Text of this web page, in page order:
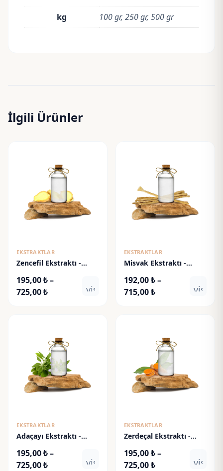
kg 100 gr, 250 gr, 500 gr
İlgili Ürünler
EKSTRAKTLAR
Zencefil Ekstraktı -
195,00₺–
725,00₺Fiyat
725,00 ₺
visibility
EKSTRAKTLAR
Misvak Ekstraktı -
192,00₺–
715,00₺Fiyat
715,00 ₺
EKSTRAKTLAR
Adaçayı Ekstraktı -
195,00₺–
725,00₺Fiyat
visibility
EKSTRAKTLAR
Zerdeçal Ekstraktı -
195,00₺–
725,00₺Fiyat